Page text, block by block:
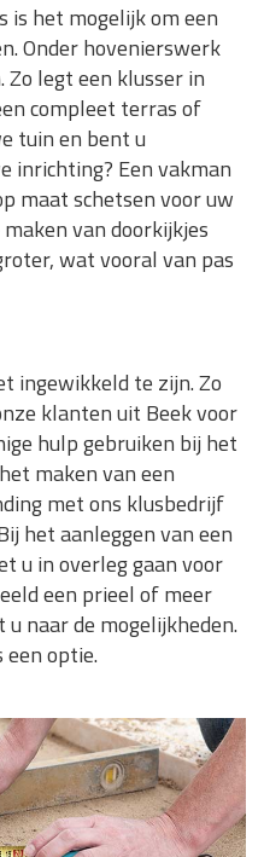
is het mogelijk om een
Onder hovenierswerk
legt een klusser in
compleet terras of
tuin en bent u
inrichting? Een vakman
maat schetsen voor uw
van doorkijkjes
wat vooral van pas
ingewikkeld te zijn. Zo
klanten uit Beek voor
hulp gebruiken bij het
maken van een
met ons klusbedrijf
het aanleggen van een
u in overleg gaan voor
een prieel of meer
naar de mogelijkheden.
optie.